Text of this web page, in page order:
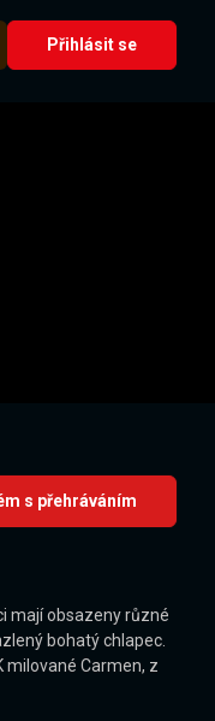
Přihlásit se
s přehráváním
mají obsazeny různé
bohatý chlapec.
milované Carmen, z